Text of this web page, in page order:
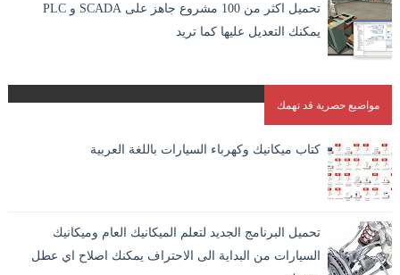
المستقرة لاندم...
تحميل اكثر من 100 مشروع جاهز على SCADA و PLC
يمكنك التعديل عليها كما تريد
مواضيع حصرية قد تهمك
كتاب ميكانيك وكهرباء السيارات باللغة العربية
تحميل البرنامج الجديد لتعلم الميكانيك العام وميكانيك
السيارات من البداية الى الاحتراف يمكنك اصلاح اي عطل